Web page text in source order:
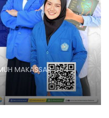
MAKASSAR